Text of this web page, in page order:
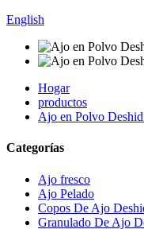
English
Hogar
productos
Ajo en Polvo
Categorías
Ajo fresco
Ajo Pelado
Copos De Ajo
Granulado De Ajo